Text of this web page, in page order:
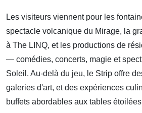
Les visiteurs viennent pour les
spectacle volcanique du Mirage, la
à The LINQ, et les productions de
— comédies, concerts, magie et
Soleil. Au-delà du jeu, le Strip offre
galeries d'art, et des expériences
buffets abordables aux tables